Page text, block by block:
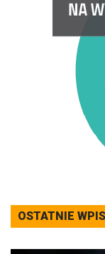
OSTATNIE